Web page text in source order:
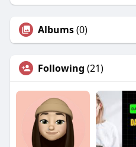
Albums(0)
Following (21)